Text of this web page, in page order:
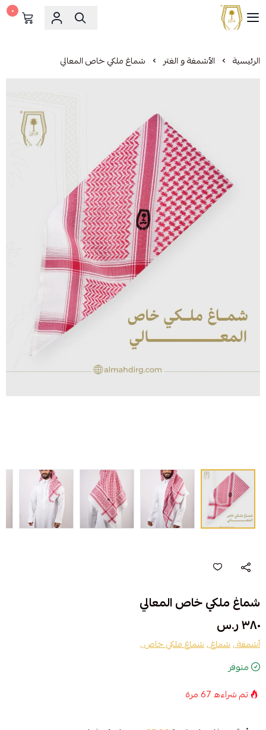
مشالح المهدي الملكية
٠
الرئيسية الأشمغة و الغتر شماغ ملكي خاص المعالي
شماغ ملكي خاص المعالي
٣٨٠ ر.س
أشمغة ,شماغ ,شماغ ملكي خاص ,
متوفر
تم شراءه67مرة